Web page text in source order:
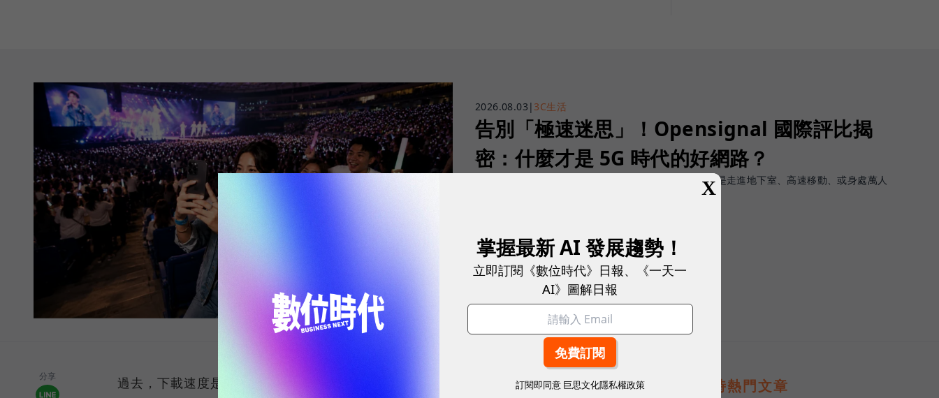
2026.08.03 | 3C生活
告別「極速迷思」！Opensignal 國際評比揭
密：什麼才是 5G 時代的好網路？
真正好用的網路服務，不是測速軟體上的瞬間峰值，而是走進地下室、高速移動、或身處萬人
sponsored by
台灣大哥大
分享
過去，下載速度是評價電信服務的重要指標，但在 5G 成為工作、娛樂、生活不可或缺
即時熱門文章
X
掌握最新 AI 發展趨勢！
立即訂閱《數位時代》日報、《一天一
AI》圖解日報
訂閱即同意 巨思文化隱私權政策